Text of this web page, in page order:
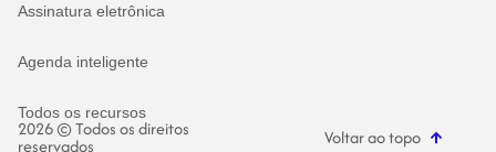
Assinatura eletrônica
Agenda inteligente
Todos os recursos
2026 © Todos os direitos
reservados Voltar ao topo